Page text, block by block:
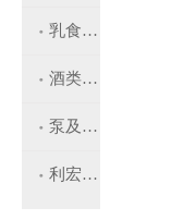
乳食品设备
酒类酿造设备
泵及过滤器配件
利宏工程